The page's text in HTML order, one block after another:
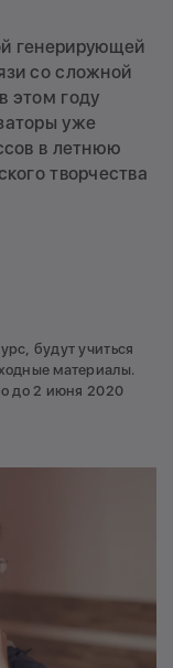
генерирующей
со сложной
этом году
уже
в летнюю
творчества
будут учиться
материалы.
до 2 июня 2020